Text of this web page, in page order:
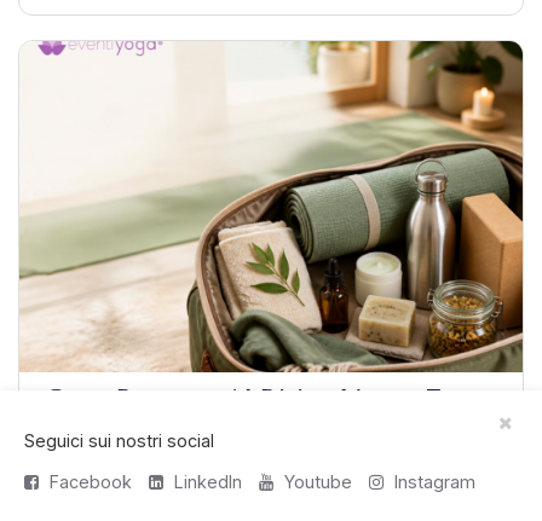
Cosa Portare Al Ritiro Yoga: 7
Prodotti Naturali Consigliati
Cosa portare ritiro yoga: 7 prodotti naturali
Seguici sui nostri social
Facebook
LinkedIn Youtube Instagram